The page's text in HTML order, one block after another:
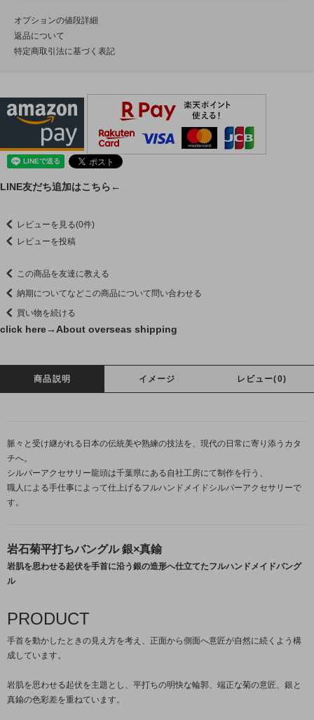
オプションの値段詳細
返品について
特定商取引法に基づく表記
LINE友だち追加はこちら←
レビューを見る(0件)
レビューを投稿
この商品を友達に教える
納期についてなどこの商品について問い合わせる
買い物を続ける
click here→About overseas shipping
商品説明 イメージ レビュー(0)
脈々と受け継がれる日本の伝統美や熟練の技法を、現代の日常に寄り添うカタ
チへ。
シルバーアクセサリー龍頭は千葉県にある自社工房にて制作を行う、
職人による手仕事によって仕上げるフルハンドメイドシルバーアクセサリーで
す。
岩石菊平打ちバングル 銀×真鍮
岩肌を思わせる起伏を手首に沿う銀の造形へ仕立てたフルハンドメイドバング
ル
PRODUCT
手首を動かしたときの見え方を考え、正面から側面へ意匠が自然に続くよう構
成しています。
岩肌を思わせる起伏を主題とし、平打ちの明快な輪郭、端正な菊の意匠、銀と
真鍮の色彩差を重ねています。